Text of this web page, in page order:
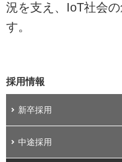
況を支え、IoT社会
す。
採用情報
新卒採用
中途採用